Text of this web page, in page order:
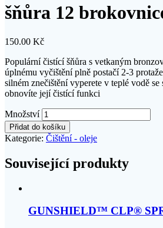
šňůra 12
150.00 Kč
Populární čistící šňůra s vetkaným
úplnému vyčištění plně postačí 2-3
silném znečištění vyperete v teplé vodě
obnovíte její čistící funkci
Množství
Přidat do košíku
Kategorie: Čištění - oleje
Související produkty
GUNSHIELD™ CLP®